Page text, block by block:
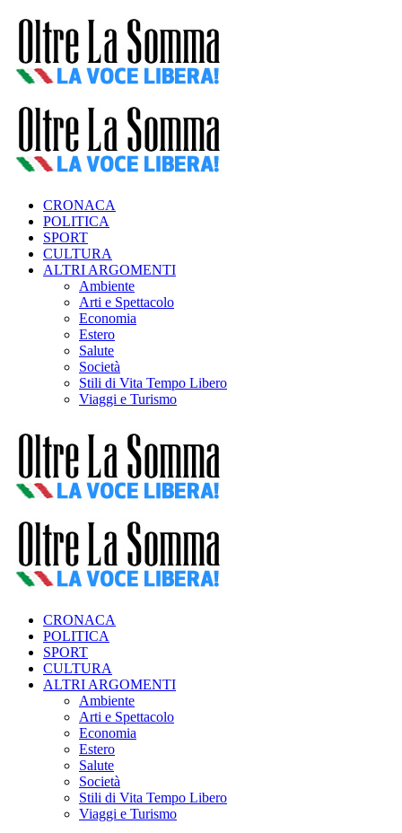
CRONACA
POLITICA
SPORT
CULTURA
ALTRI ARGOMENTI
Ambiente
Arti e Spettacolo
Economia
Estero
Salute
Società
Stili di Vita Tempo Libero
Viaggi e Turismo
CRONACA
POLITICA
SPORT
CULTURA
ALTRI ARGOMENTI
Ambiente
Arti e Spettacolo
Economia
Estero
Salute
Società
Stili di Vita Tempo Libero
Viaggi e Turismo